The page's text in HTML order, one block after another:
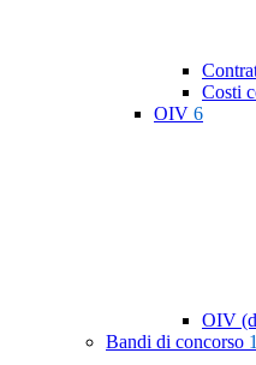
Costi
OIV 6
OIV
Bandi di concorso